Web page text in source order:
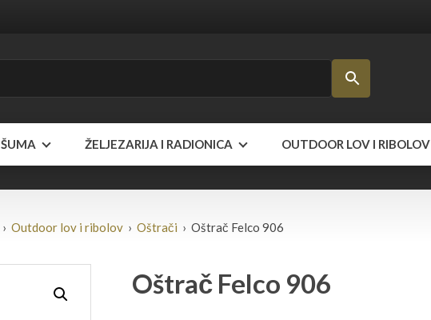
ŠUMA ŽELJEZARIJA I RADIONICA OUTDOOR LOV I RIBOLOV
› Outdoor lov i ribolov › Oštrači › Oštrač Felco 906
Oštrač Felco 906